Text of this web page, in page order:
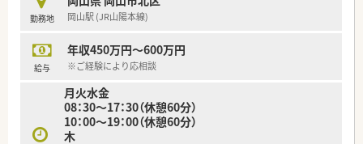
勤務地 岡山駅 (JR山陽本線)
給与
年収450万円～600万円
※ご経験により応相談
月火水金
08：30～17：30（休憩60分）
10：00～19：00（休憩60分）
木